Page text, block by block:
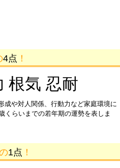
4点 ！
根気 忍耐
成や対人関係、行動力など家庭環境に
くらいまでの若年期の運勢を表しま
1点 ！